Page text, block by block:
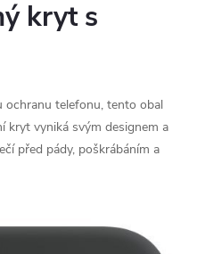
kryt s
ochranu telefonu, tento obal
kryt vyniká svým designem a
před pády, poškrábáním a